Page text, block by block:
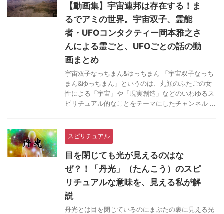
【動画集】宇宙連邦は存在する！ま
るでアミの世界。宇宙双子、霊能
者・UFOコンタクティー岡本雅之さ
んによる霊ごと、UFOごとの話の動
画まとめ
宇宙双子なっちまん&ゆっちまん 「宇宙双子なっち
まん&ゆっちまん」というのは、丸顔のふたごの女
性による「宇宙」や「現実創造」などのいわゆるス
ピリチュアル的なことをテーマにしたチャンネル ...
スピリチュアル
目を閉じても光が見えるのはな
ぜ？！「丹光」（たんこう）のスピ
リチュアルな意味を、見える私が解
説
丹光とは目を閉じているのにまぶたの裏に見える光